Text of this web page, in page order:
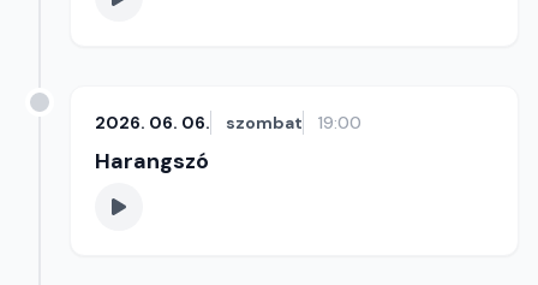
2026. 06. 06. szombat 19:00
Harangszó